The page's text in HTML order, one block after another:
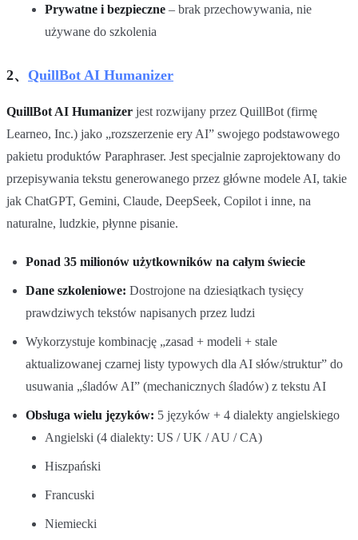
Prywatne i bezpieczne – brak przechowywania, nie
używane do szkolenia
2、 QuillBot AI Humanizer
QuillBot AI Humanizer jest rozwijany przez QuillBot (firmę
Learneo, Inc.) jako „rozszerzenie ery AI” swojego podstawowego
pakietu produktów Paraphraser. Jest specjalnie zaprojektowany do
przepisywania tekstu generowanego przez główne modele AI, takie
jak ChatGPT, Gemini, Claude, DeepSeek, Copilot i inne, na
naturalne, ludzkie, płynne pisanie.
Ponad 35 milionów użytkowników na całym świecie
Dane szkoleniowe: Dostrojone na dziesiątkach tysięcy
prawdziwych tekstów napisanych przez ludzi
Wykorzystuje kombinację „zasad + modeli + stale
aktualizowanej czarnej listy typowych dla AI słów/struktur” do
usuwania „śladów AI” (mechanicznych śladów) z tekstu AI
Obsługa wielu języków: 5 języków + 4 dialekty angielskiego
Angielski (4 dialekty: US / UK / AU / CA)
Hiszpański
Francuski
Niemiecki